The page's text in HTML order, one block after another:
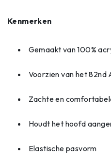
Kenmerken
Gemaakt van 100%
Voorzien van het
Zachte en
Houdt het hoofd
Elastische pasvorm